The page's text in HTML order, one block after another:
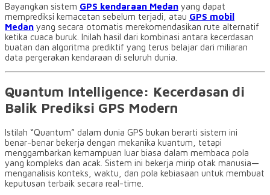
Bayangkan sistem GPS kendaraan Medan yang dapat
memprediksi kemacetan sebelum terjadi, atau GPS mobil
Medan yang secara otomatis merekomendasikan rute alternatif
ketika cuaca buruk. Inilah hasil dari kombinasi antara kecerdasan
buatan dan algoritma prediktif yang terus belajar dari miliaran
data pergerakan kendaraan di seluruh dunia.
Quantum Intelligence: Kecerdasan di
Balik Prediksi GPS Modern
Istilah “Quantum” dalam dunia GPS bukan berarti sistem ini
benar-benar bekerja dengan mekanika kuantum, tetapi
menggambarkan kemampuan luar biasa dalam membaca pola
yang kompleks dan acak. Sistem ini bekerja mirip otak manusia—
menganalisis konteks, waktu, dan pola kebiasaan untuk membuat
keputusan terbaik secara real-time.